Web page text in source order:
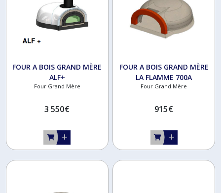
FOUR A BOIS GRAND MÈRE
ALF+
Four Grand Mère
3 550€
FOUR A BOIS GRAND MÈRE
LA FLAMME 700A
Four Grand Mère
915€